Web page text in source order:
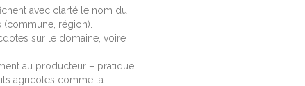
avec clarté le nom du
région).
sur le domaine, voire
au producteur – pratique
agricoles comme la